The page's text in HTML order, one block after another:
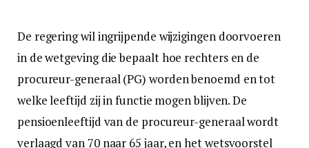
De regering wil ingrijpende wijzigingen doorvoeren
in de wetgeving die bepaalt hoe rechters en de
procureur-generaal (PG) worden benoemd en tot
welke leeftijd zij in functie mogen blijven. De
pensioenleeftijd van de procureur-generaal wordt
verlaagd van 70 naar 65 jaar, en het wetsvoorstel